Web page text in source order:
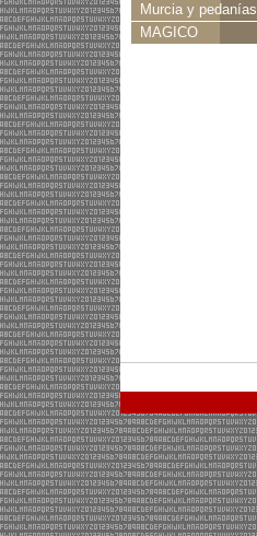
Murcia y pedanías
MAGICO